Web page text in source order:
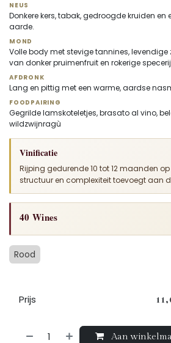
NEUS
Donkere kers, tabak, gedroogde kruiden en
aarde.
MOND
Volle body met stevige tannines,
van donker pruimenfruit en rokerige
AFDRONK
Lang en pittig met een warme, aardse
FOODPAIRING
Gegrilde lamskoteletjes, brasato al vino,
wildzwijnragù
Vinificatie
Rijping gedurende 10 tot 12 maanden
structuur en complexiteit toevoegt aan
40 Wines
Rood
Aan
Prijs